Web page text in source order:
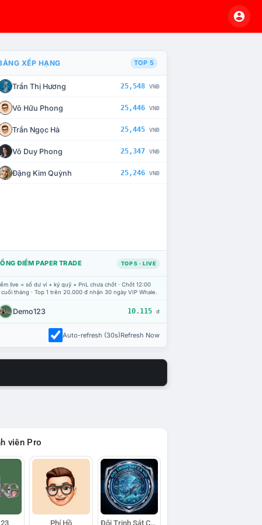
CHẾ TÀI XỬ LÝ VI PHẠM
XẾP HẠNG TOP 5
Trần Thị Hương 25,548 VNĐ
Võ Hữu Phong 25,446 VNĐ
Trần Ngọc Hà 25,445 VNĐ
Võ Duy Phong 25,347 VNĐ
Đặng Kim Quỳnh 25,246 VNĐ
ĐIỂM PAPER TRADE TOP 5 · LIVE
live = số dư ví + ký quỹ + PnL chưa chốt · Chốt 12:00
tháng · Top 1 trên 20.000 đ nhận 30 ngày VIP Whale.
Demo123 10.115 đ
Auto-refresh (30s)Refresh Now
viên Pro
Phí Hồ Đội Trinh Sát Cá Voi